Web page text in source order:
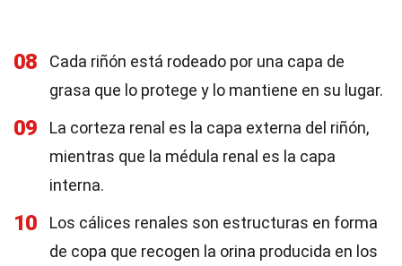
08
Cada riñón está rodeado por una capa de
grasa que lo protege y lo mantiene en su lugar.
09
La corteza renal es la capa externa del riñón,
mientras que la médula renal es la capa
interna.
10
Los cálices renales son estructuras en forma
de copa que recogen la orina producida en los